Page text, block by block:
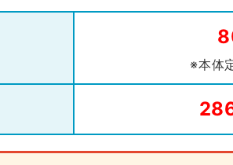
※本体